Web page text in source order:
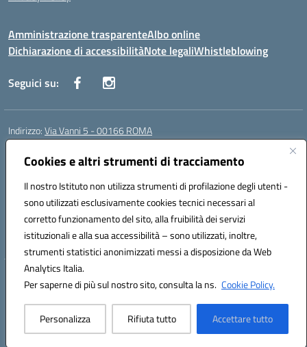
Cookies e altri strumenti di tracciamento
Il nostro Istituto non utilizza strumenti di profilazione degli utenti -
sono utilizzati esclusivamente cookies tecnici necessari al
corretto funzionamento del sito, alla fruibilità dei servizi
istituzionali e alla sua accessibilità – sono utilizzati, inoltre,
strumenti statistici anonimizzati messi a disposizione da Web
Analytics Italia.
Per saperne di più sul nostro sito, consulta la ns. Cookie Policy.
Personalizza Rifiuta tutto Accettare tutto
Amministrazione trasparenteAlbo online
Dichiarazione di accessibilitàNote legaliWhistleblowing
Seguici su:
Indirizzo:Via Vanni 5 - 00166 ROMA
Centralino:
Posta elettronica certificata (PEC):RMIC86500P@pec.istruzione.it
Codice fiscale: 97197050582
Codice meccanografico:RMIC86500P
Codice Indice delle Pubbliche Amministrazioni (IPA): istsc_RMIC86500P
Codice unico di fatturazione (CUF): UFSRRZ
Hosting & Powered by 3D Solution S.r.l.
Concept & Design by Designers Italia